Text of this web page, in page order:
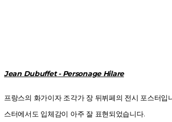
Jean Dubuffet - Personage Hilare
프랑스의 화가이자 조각가 장 뒤뷔페의 전시 포스터
스터에서도 입체감이 아주 잘 표현되었습니다.